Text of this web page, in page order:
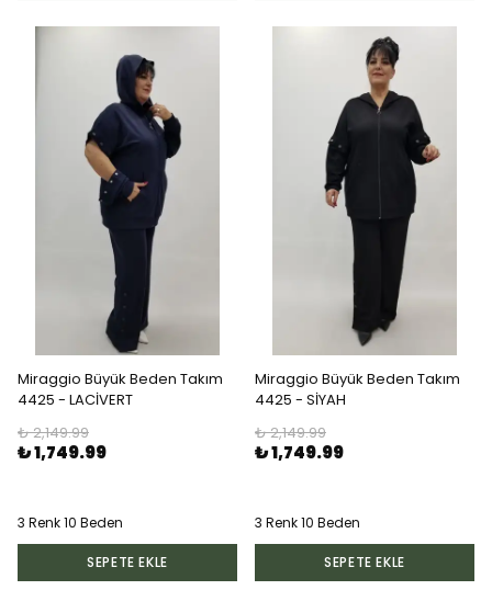
Miraggio Büyük Beden Takım
4425 - LACİVERT
₺ 2,149.99
₺ 1,749.99
3 Renk 10 Beden
SEPETE EKLE
Miraggio Büyük Beden Takım
4425 - SİYAH
₺ 2,149.99
₺ 1,749.99
3 Renk 10 Beden
SEPETE EKLE